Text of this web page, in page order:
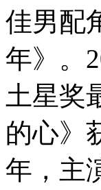
佳男配
年》。
土星奖
的心》
年，主